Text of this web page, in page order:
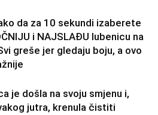
da za 10 sekundi izaberete
i NAJSLAĐU lubenicu na
greše jer gledaju boju, a ovo
je došla na svoju smjenu i,
jutra, krenula čistiti